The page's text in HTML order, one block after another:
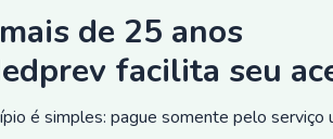
de 25 anos
facilita seu
é simples: pague somente pelo serviço